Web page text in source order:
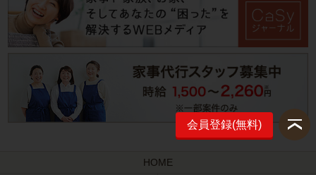
会員登録(無料)
HOME